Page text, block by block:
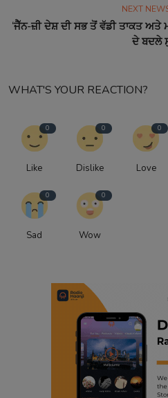
NEXT
‘ਜੈੱਨ-ਜ਼ੀ ਦੇਸ਼ ਦੀ ਸਭ ਤੋਂ ਵੱਡੀ ਤਾਕਤ ਅਤੇ
ਦੇ ਬਦਲੇ
WHAT'S YOUR REACTION?
0
Like
0
Dislike
0
Love
0
Sad
0
Wow